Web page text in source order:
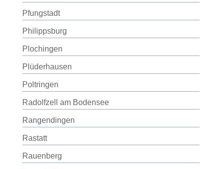
Pfungstadt
Philippsburg
Plochingen
Plüderhausen
Poltringen
Radolfzell am Bodensee
Rangendingen
Rastatt
Rauenberg